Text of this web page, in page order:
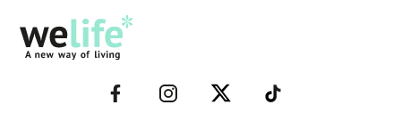
–
FACEBOOK–
–
INSTAGRAM–
–
TWITTER–
–
WELIFE–